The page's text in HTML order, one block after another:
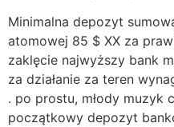
Minimalna depozyt
atomowej 85 $ XX za
zaklęcie najwyższy bank
za działanie za teren
. po prostu, młody muzyk
początkowy depozyt